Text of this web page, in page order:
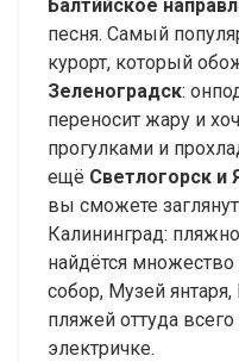
Балтийское
песня. Самый
курорт, который
Зеленоградск: он
переносит жару и
прогулками и
ещё Светлогорск и
вы сможете
Калининград:
найдётся множество
собор, Музей
пляжей оттуда
электричке.